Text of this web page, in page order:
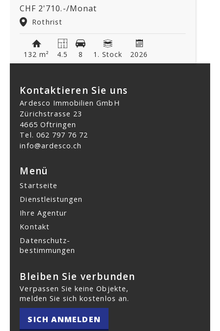
CHF 2'710.-/Monat
Rothrist
132 m² 4.5 8 1. Stock 2026
Kontaktieren Sie uns
Ardesco Immobilien GmbH
Zürichstrasse 23
4665 Oftringen
Tel. 062 797 76 72
info@ardesco.ch
Menü
Startseite
Dienstleistungen
Ihre Agentur
Kontakt
Datenschutz­
bestimmungen
Bleiben Sie verbunden
Verpassen Sie keine Objekte,
melden Sie sich kostenlos an.
SICH ANMELDEN